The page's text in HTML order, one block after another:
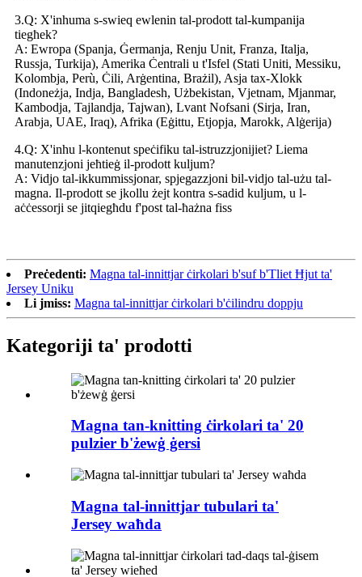
3.Q: X'inhuma s-swieq ewlenin tal-prodott tal-kumpanija
tiegħek?
A: Ewropa (Spanja, Ġermanja, Renju Unit, Franza, Italja,
Russja, Turkija), Amerika Ċentrali u t'Isfel (Stati Uniti, Messiku,
Kolombja, Perù, Ċili, Arġentina, Brażil), Asja tax-Xlokk
(Indoneżja, Indja, Bangladesh, Użbekistan, Vjetnam, Mjanmar,
Kambodja, Tajlandja, Tajwan), Lvant Nofsani (Sirja, Iran,
Arabja, UAE, Iraq), Afrika (Eġittu, Etjopja, Marokk, Alġerija)
4.Q: X'inhu l-kontenut speċifiku tal-istruzzjonijiet? Liema
manutenzjoni jeħtieġ il-prodott kuljum?
A: Vidjo tal-ikkummissjonar, spjegazzjoni bil-vidjo tal-użu tal-
magna. Il-prodott se jkollu żejt kontra s-sadid kuljum, u l-
aċċessorji se jitqiegħdu f'post tal-ħażna fiss
Preċedenti: Magna tal-innittjar ċirkolari b'suf b'Tliet Ħjut ta'
Jersey Uniku
Li jmiss: Magna tal-innittjar ċirkolari b'ċilindru doppju
Kategoriji ta' prodotti
Magna tan-knitting ċirkolari ta' 20
pulzier b'żewġ ġersi
Magna tal-innittjar tubulari ta'
Jersey waħda